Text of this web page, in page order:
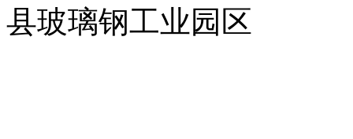
县玻璃钢工业园区